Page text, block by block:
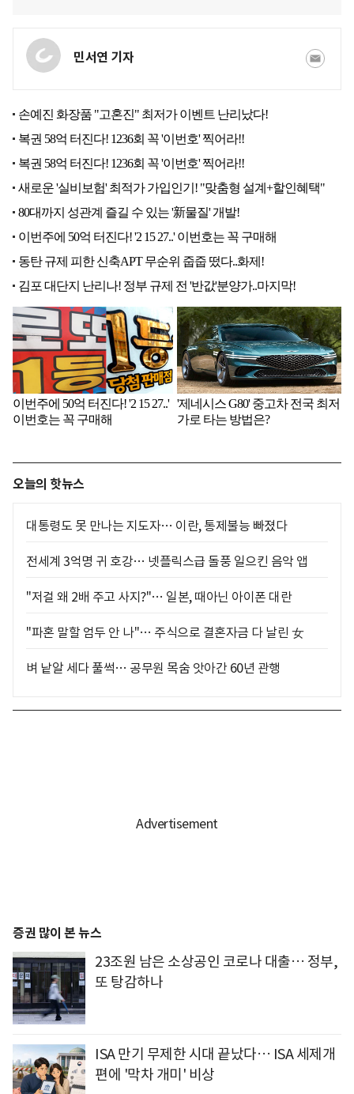
민서연 기자
오늘의 핫뉴스
대통령도 못 만나는 지도자… 이란, 통제불능 빠졌다
전세계 3억명 귀 호강… 넷플릭스급 돌풍 일으킨 음악 앱
"저걸 왜 2배 주고 사지?"… 일본, 때아닌 아이폰 대란
"파혼 말할 엄두 안 나"… 주식으로 결혼자금 다 날린 女
벼 낱알 세다 풀썩… 공무원 목숨 앗아간 60년 관행
증권 많이 본 뉴스
23조원 남은 소상공인 코로나 대출… 정부,
또 탕감하나
ISA 만기 무제한 시대 끝났다… ISA 세제개
편에 '막차 개미' 비상